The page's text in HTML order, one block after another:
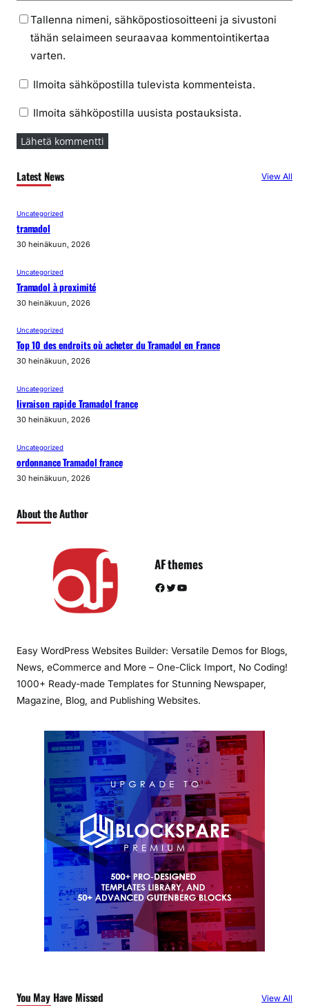
Tallenna nimeni, sähköpostiosoitteeni ja sivustoni
tähän selaimeen seuraavaa kommentointikertaa
varten.
Ilmoita sähköpostilla tulevista kommenteista.
Ilmoita sähköpostilla uusista postauksista.
Latest News View All
Uncategorized
tramadol
30 heinäkuun, 2026
Uncategorized
Tramadol à proximité
30 heinäkuun, 2026
Uncategorized
Top 10 des endroits où acheter du Tramadol en France
30 heinäkuun, 2026
Uncategorized
livraison rapide Tramadol france
30 heinäkuun, 2026
Uncategorized
ordonnance Tramadol france
30 heinäkuun, 2026
About the Author
AF themes
Facebook Twitter YouTube
Easy WordPress Websites Builder: Versatile Demos for Blogs,
News, eCommerce and More – One-Click Import, No Coding!
1000+ Ready-made Templates for Stunning Newspaper,
Magazine, Blog, and Publishing Websites.
You May Have Missed View All